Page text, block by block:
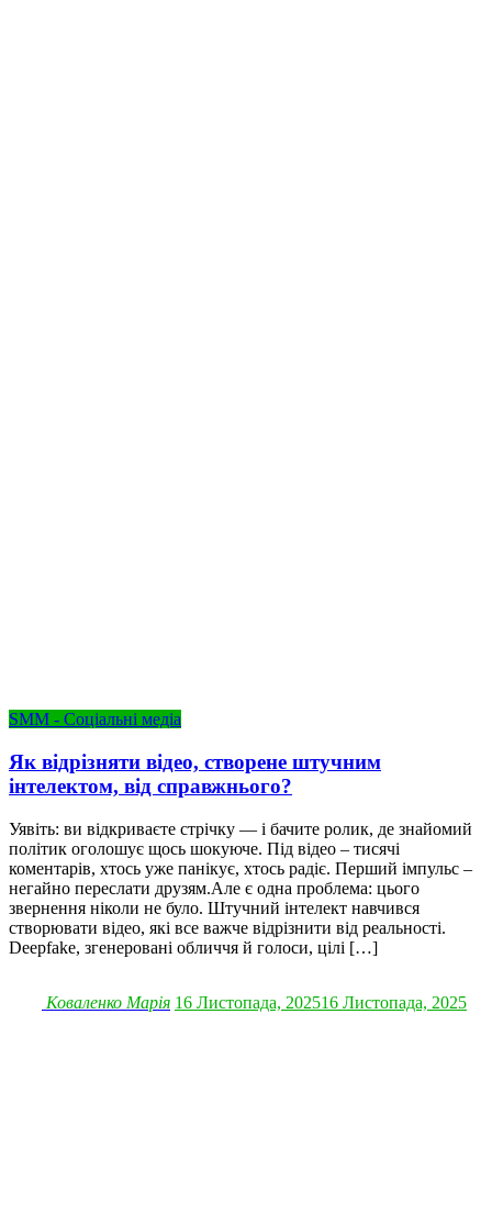
SMM - Соціальні медіа
Як відрізняти відео, створене штучним
інтелектом, від справжнього?
Уявіть: ви відкриваєте стрічку — і бачите ролик, де знайомий
політик оголошує щось шокуюче. Під відео – тисячі
коментарів, хтось уже панікує, хтось радіє. Перший імпульс –
негайно переслати друзям.Але є одна проблема: цього
звернення ніколи не було. Штучний інтелект навчився
створювати відео, які все важче відрізнити від реальності.
Deepfake, згенеровані обличчя й голоси, цілі […]
Коваленко Марія 16 Листопада, 202516 Листопада, 2025